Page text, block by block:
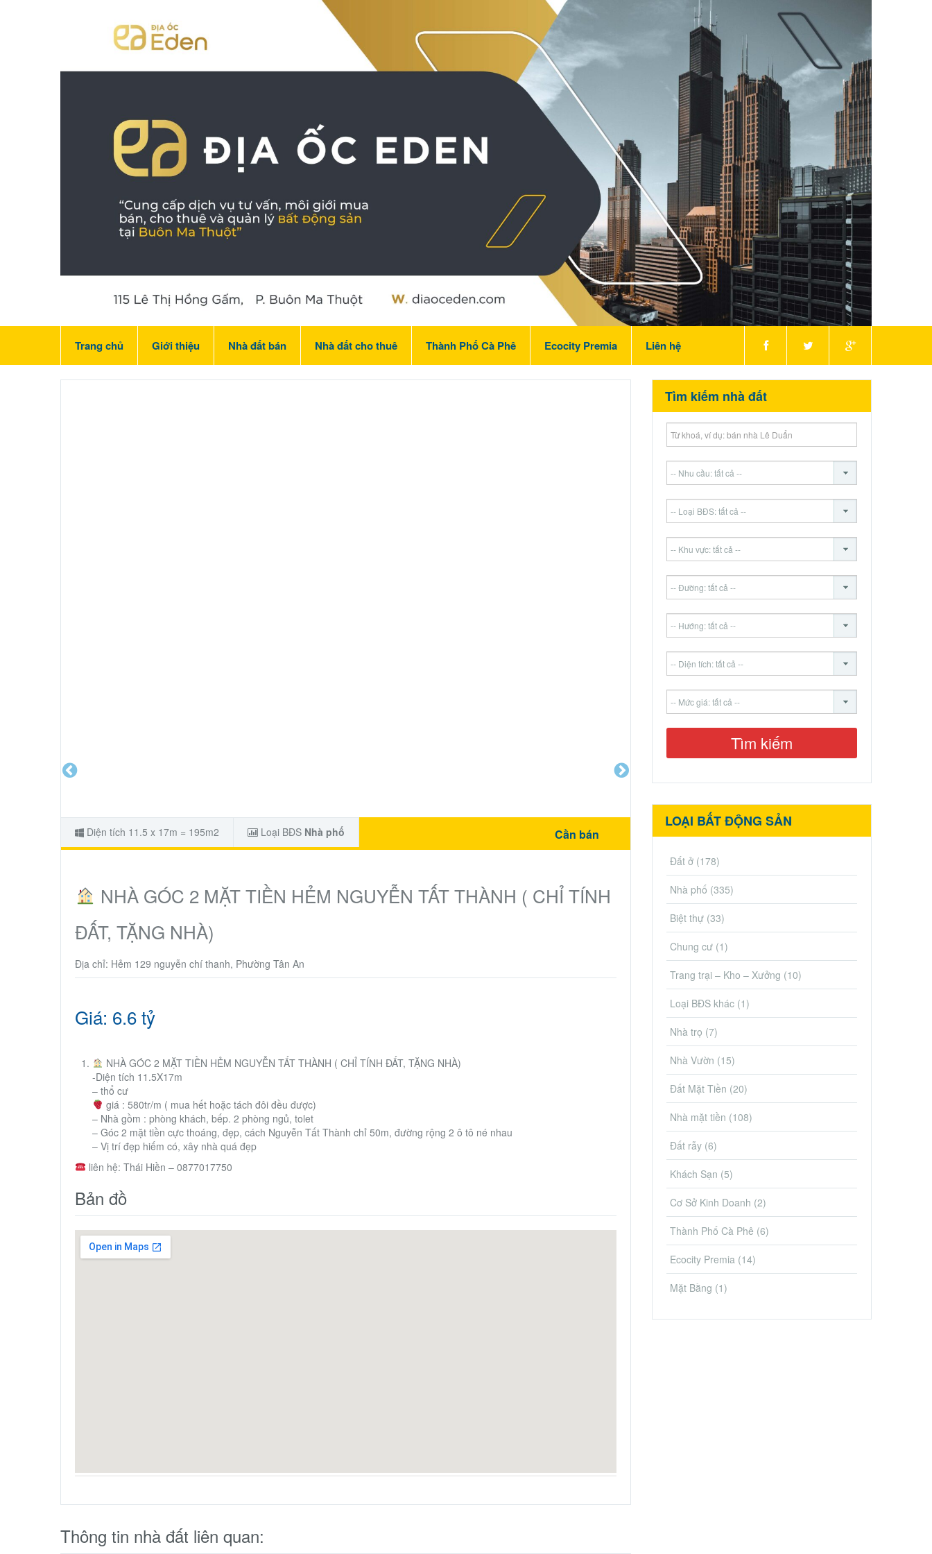
Trang chủ Giới thiệu Nhà đất bán Nhà đất cho thuê Thành Phố Cà Phê Ecocity Premia Liên hệ
Diện tích 11.5 x 17m = 195m2 Loại BĐS Nhà phố Cần bán
NHÀ GÓC 2 MẶT TIỀN HẺM NGUYỄN TẤT THÀNH ( CHỈ TÍNH
ĐẤT, TẶNG NHÀ)
Địa chỉ: Hẻm 129 nguyễn chí thanh, Phường Tân An
Giá: 6.6 tỷ
NHÀ GÓC 2 MẶT TIỀN HẺM NGUYỄN TẤT THÀNH ( CHỈ TÍNH ĐẤT, TẶNG NHÀ)
-Diện tích 11.5X17m
– thổ cư
giá : 580tr/m ( mua hết hoặc tách đôi đều được)
– Nhà gồm : phòng khách, bếp. 2 phòng ngủ, tolet
– Góc 2 mặt tiền cực thoáng, đẹp, cách Nguyễn Tất Thành chỉ 50m, đường rộng 2 ô tô né nhau
– Vị trí đẹp hiếm có, xây nhà quá đẹp
liên hệ: Thái Hiền – 0877017750
Bản đồ
Thông tin nhà đất liên quan:
Tìm kiếm nhà đất
LOẠI BẤT ĐỘNG SẢN
Đất ở (178)
Nhà phố (335)
Biệt thự (33)
Chung cư (1)
Trang trại – Kho – Xưởng (10)
Loại BĐS khác (1)
Nhà trọ (7)
Nhà Vườn (15)
Đất Mặt Tiền (20)
Nhà mặt tiền (108)
Đất rẫy (6)
Khách Sạn (5)
Cơ Sở Kinh Doanh (2)
Thành Phố Cà Phê (6)
Ecocity Premia (14)
Mặt Bằng (1)